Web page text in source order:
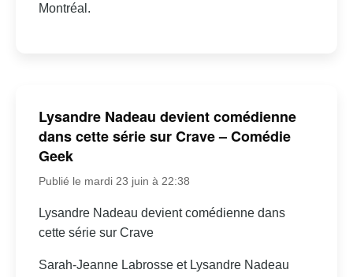
Montréal.
Lysandre Nadeau devient comédienne
dans cette série sur Crave – Comédie
Geek
Publié le mardi 23 juin à 22:38
Lysandre Nadeau devient comédienne dans
cette série sur Crave
Sarah-Jeanne Labrosse et Lysandre Nadeau